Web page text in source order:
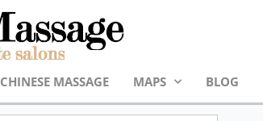
CHINESE MASSAGE MAPS BLOG